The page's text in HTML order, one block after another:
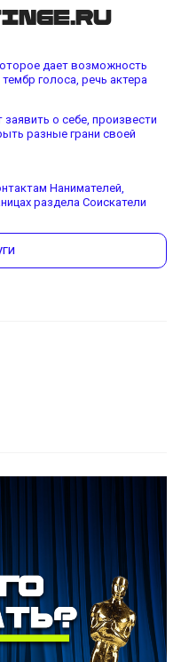
дает возможность
голоса, речь актера
о себе, произвести
разные грани своей
Нанимателей,
раздела Соискатели